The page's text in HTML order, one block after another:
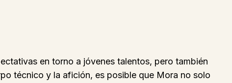
en torno a jóvenes talentos, pero también
técnico y la afición, es posible que Mora no solo